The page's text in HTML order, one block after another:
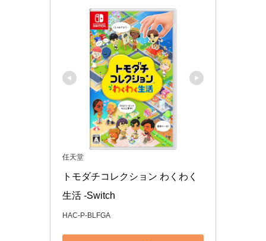
任天堂
トモダチコレクション わくわく
生活 -Switch
HAC-P-BLFGA